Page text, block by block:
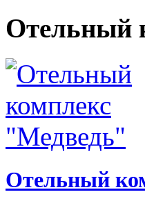
Отельный
Отельный